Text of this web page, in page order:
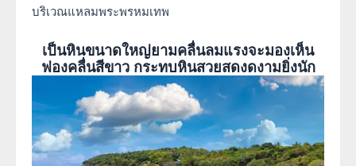
บริเวณแหลมพระพรหมเทพ
เป็นหินขนาดใหญ่ยามคลื่นลมแรงจะมองเห็น
ฟองคลื่นสีขาว กระทบหินสวยสดงดงามยิ่งนัก